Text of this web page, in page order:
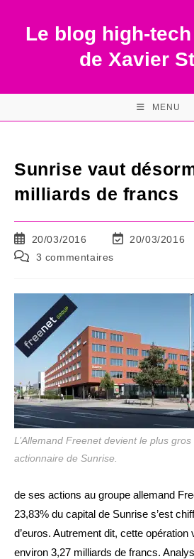
contentLe blog high-
de Xavier
MENU
Sunrise vaut
milliards de francs
Publication
publiée :
20/03/2016
Dernière
publication :
20/03/2016
Commentaires
publication :
3 commentaires
L’Allemand Freenet devient le plus gros
actionnaire de Sunrise.
de ses actions au groupe allemand
23,83% du capital de Sunrise s’est
d’euros. Autrement dit, cette
environ 3,27 milliards de francs.